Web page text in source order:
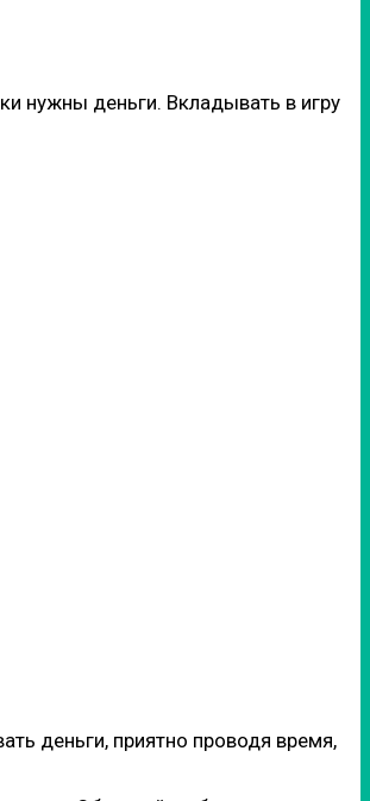
нужны деньги. Вкладывать в игру
деньги, приятно проводя время,